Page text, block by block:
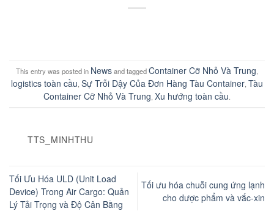
This entry was posted in Newsand taggedContainer Cỡ Nhỏ Và Trung,
logistics toàn cầu, Sự Trỗi Dậy Của Đơn Hàng Tàu Container, Tàu
Container Cỡ Nhỏ Và Trung, Xu hướng toàn cầu.
TTS_MINHTHU
Tối Ưu Hóa ULD (Unit Load
Device) Trong Air Cargo: Quản
Lý Tải Trọng và Độ Cân Bằng
Tối ưu hóa chuỗi cung ứng lạnh
cho dược phẩm và vắc-xin